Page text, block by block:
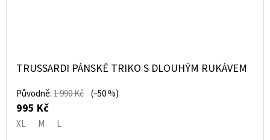
TRUSSARDI PÁNSKÉ TRIKO S DLOUHÝM RUKÁVEM
Původně:1 990 Kč (–50 %)
995 Kč
XL M L